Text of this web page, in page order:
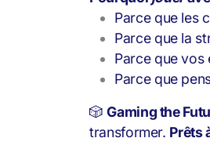
Parce que les
Parce que la
Parce que vos
Parce que
🎲Gaming the
transformer. Prêts